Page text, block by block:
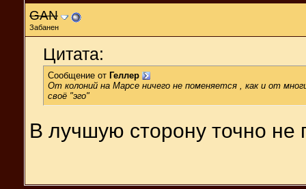
GAN
Забанен
Цитата:
Сообщение от Геллер
От колоний на Марсе ничего не поменяется , как и от
своё "эго"
В лучшую сторону точно не